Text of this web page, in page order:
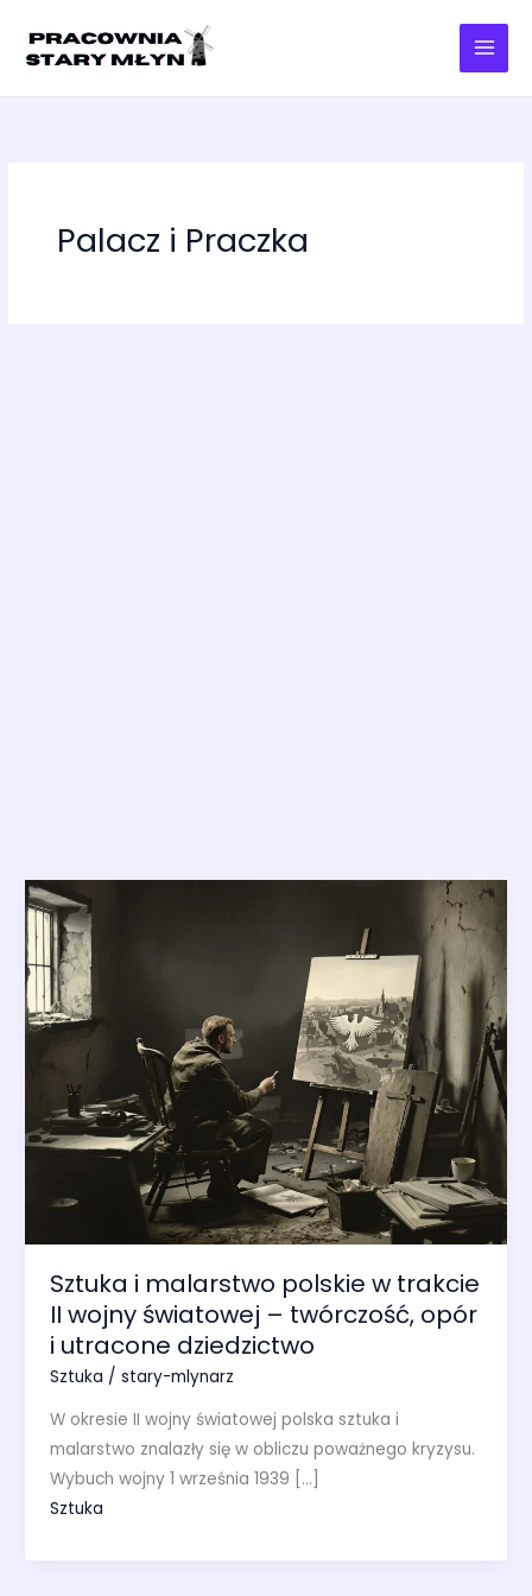
treści
Palacz i Praczka
Sztuka i malarstwo polskie w trakcie
II wojny światowej – twórczość, opór
i utracone dziedzictwo
Sztuka / stary-mlynarz
W okresie II wojny światowej polska sztuka i
malarstwo znalazły się w obliczu poważnego kryzysu.
Wybuch wojny 1 września 1939 […]
Sztuka